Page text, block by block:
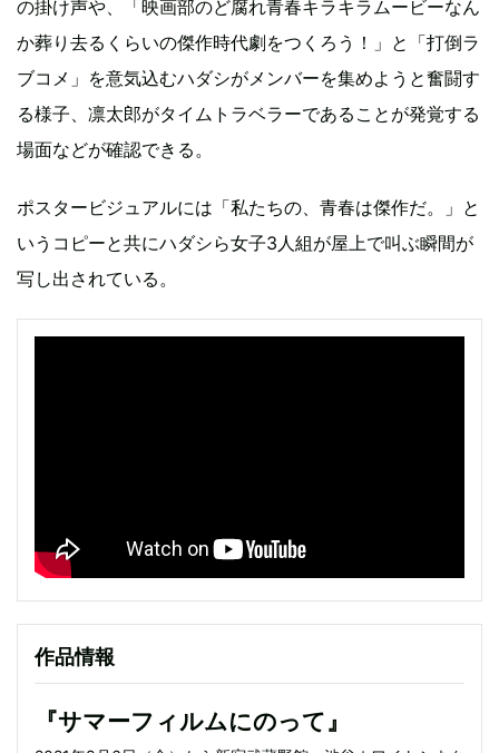
の掛け声や、「映画部のど腐れ青春キラキラムービーなん
か葬り去るくらいの傑作時代劇をつくろう！」と「打倒ラ
ブコメ」を意気込むハダシがメンバーを集めようと奮闘す
る様子、凛太郎がタイムトラベラーであることが発覚する
場面などが確認できる。
ポスタービジュアルには「私たちの、青春は傑作だ。」と
いうコピーと共にハダシら女子3人組が屋上で叫ぶ瞬間が
写し出されている。
作品情報
『サマーフィルムにのって』